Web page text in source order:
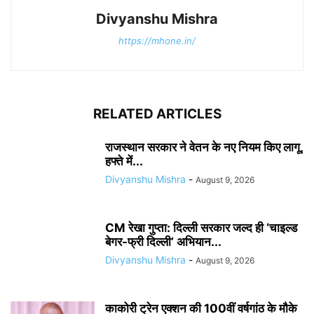
Divyanshu Mishra
https://mhone.in/
RELATED ARTICLES
राजस्थान सरकार ने वेतन के नए नियम किए लागू,
हफ्ते में...
Divyanshu Mishra - August 9, 2026
CM रेखा गुप्ता: दिल्ली सरकार जल्द ही ‘चाइल्ड
बेगर-फ्री दिल्ली’ अभियान...
Divyanshu Mishra - August 9, 2026
काकोरी ट्रेन एक्शन की 100वीं वर्षगांठ के मौके